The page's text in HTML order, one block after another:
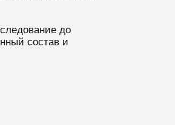
до
состав и